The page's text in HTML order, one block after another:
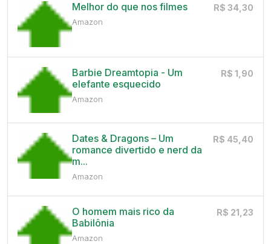
Melhor do que nos filmes
Amazon
R$ 34,30
Barbie Dreamtopia - Um
elefante esquecido
Amazon
R$ 1,90
Dates & Dragons – Um
romance divertido e nerd da
m...
Amazon
R$ 45,40
O homem mais rico da
Babilônia
Amazon
R$ 21,23